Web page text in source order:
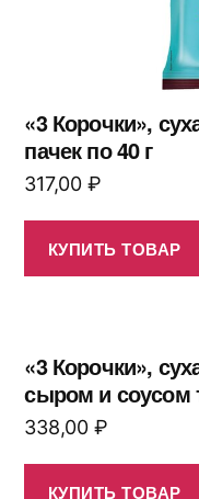
«3 Корочки»,
пачек по 40 г
317,00 ₽
КУПИТЬ ТОВАР
«3 Корочки»,
сыром и соусом
338,00 ₽
КУПИТЬ ТОВАР